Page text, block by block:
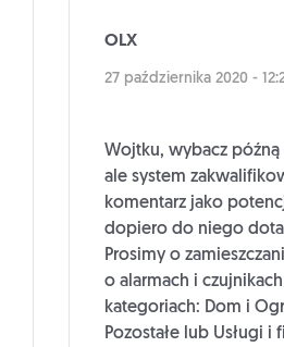
OLX
27 października 2020 -
Wojtku, wybacz
ale system
komentarz jako
dopiero do niego
Prosimy o
o alarmach i
kategoriach: Dom i
Pozostałe lub Usługi i